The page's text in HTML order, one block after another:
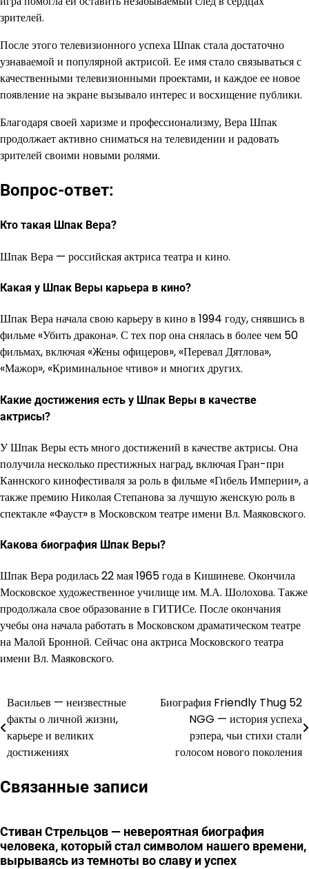
зрителей.
После этого телевизионного успеха Шпак стала достаточно
узнаваемой и популярной актрисой. Ее имя стало связываться с
качественными телевизионными проектами, и каждое ее новое
появление на экране вызывало интерес и восхищение публики.
Благодаря своей харизме и профессионализму, Вера Шпак
продолжает активно сниматься на телевидении и радовать
зрителей своими новыми ролями.
Вопрос-ответ:
Кто такая Шпак Вера?
Шпак Вера — российская актриса театра и кино.
Какая у Шпак Веры карьера в кино?
Шпак Вера начала свою карьеру в кино в 1994 году, снявшись в
фильме «Убить дракона». С тех пор она снялась в более чем 50
фильмах, включая «Жены офицеров», «Перевал Дятлова»,
«Мажор», «Криминальное чтиво» и многих других.
Какие достижения есть у Шпак Веры в качестве
актрисы?
У Шпак Веры есть много достижений в качестве актрисы. Она
получила несколько престижных наград, включая Гран-при
Каннского кинофестиваля за роль в фильме «Гибель Империи», а
также премию Николая Степанова за лучшую женскую роль в
спектакле «Фауст» в Московском театре имени Вл. Маяковского.
Какова биография Шпак Веры?
Шпак Вера родилась 22 мая 1965 года в Кишиневе. Окончила
Московское художественное училище им. М.А. Шолохова. Также
продолжала свое образование в ГИТИСе. После окончания
учебы она начала работать в Московском драматическом театре
на Малой Бронной. Сейчас она актриса Московского театра
имени Вл. Маяковского.
Навигация
по
записям
Васильев — неизвестные
факты о личной жизни,
карьере и великих
достижениях
Биография Friendly Thug 52
NGG — история успеха
рэпера, чьи стихи стали
голосом нового поколения
Связанные записи
Стиван Стрельцов — невероятная биография
человека, который стал символом нашего времени,
вырываясь из темноты во славу и успех